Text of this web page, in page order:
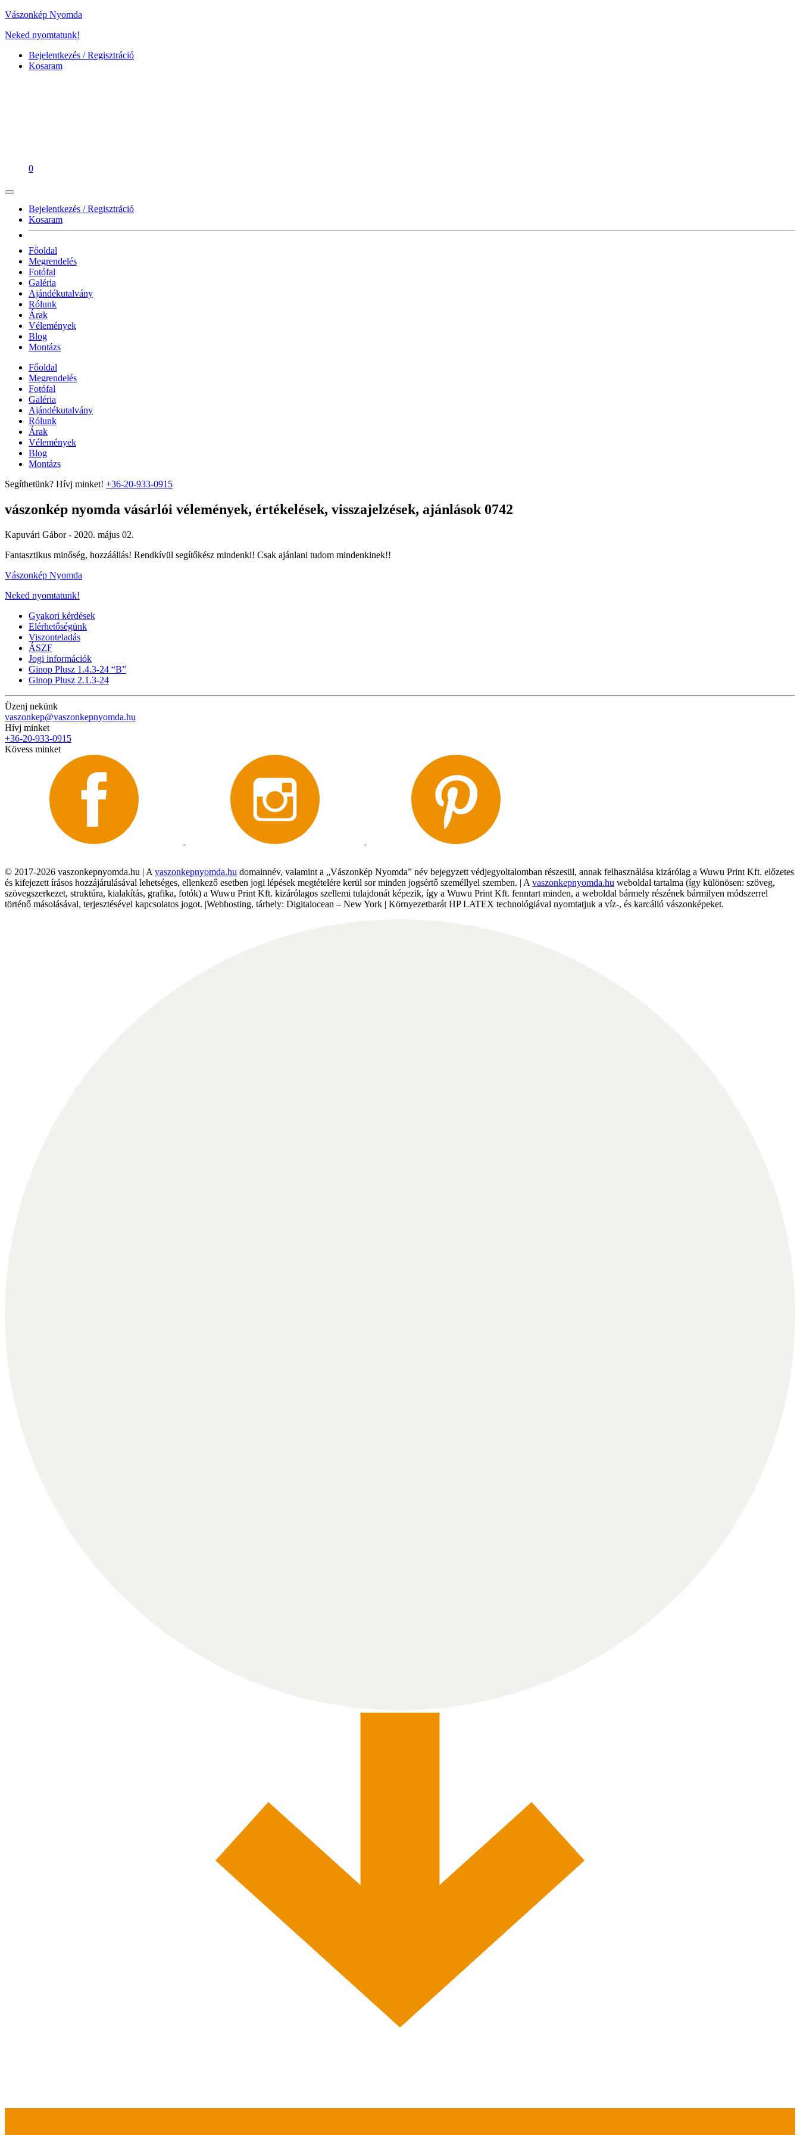
Vászonkép Nyomda
Neked nyomtatunk!
Bejelentkezés / Regisztráció
Kosaram
0
Bejelentkezés / Regisztráció
Kosaram
Főoldal
Megrendelés
Fotófal
Galéria
Ajándékutalvány
Rólunk
Árak
Vélemények
Blog
Montázs
Főoldal
Megrendelés
Fotófal
Galéria
Ajándékutalvány
Rólunk
Árak
Vélemények
Blog
Montázs
Segíthetünk? Hívj minket! +36-20-933-0915
vászonkép nyomda vásárlói vélemények, értékelések, visszajelzések, ajánlások 0742
Kapuvári Gábor - 2020. május 02.
Fantasztikus minőség, hozzáállás! Rendkívül segítőkész mindenki! Csak ajánlani tudom mindenkinek!!
Vászonkép Nyomda
Neked nyomtatunk!
Gyakori kérdések
Elérhetőségünk
Viszonteladás
ÁSZF
Jogi információk
Ginop Plusz 1.4.3-24 “B”
Ginop Plusz 2.1.3-24
Üzenj nekünk
vaszonkep@vaszonkepnyomda.hu
Hívj minket
+36-20-933-0915
Kövess minket
© 2017-2026 vaszonkepnyomda.hu | A vaszonkepnyomda.hu domainnév, valamint a „Vászonkép Nyomda” név bejegyzett védjegyoltalomban részesül, annak felhasználása kizárólag a Wuwu Print Kft. előzetes
és kifejezett írásos hozzájárulásával lehetséges, ellenkező esetben jogi lépések megtételére kerül sor minden jogsértő személlyel szemben. | A vaszonkepnyomda.hu weboldal tartalma (így különösen: szöveg,
szövegszerkezet, struktúra, kialakítás, grafika, fotók) a Wuwu Print Kft. kizárólagos szellemi tulajdonát képezik, így a Wuwu Print Kft. fenntart minden, a weboldal bármely részének bármilyen módszerrel
történő másolásával, terjesztésével kapcsolatos jogot. |Webhosting, tárhely: Digitalocean – New York | Környezetbarát HP LATEX technológiával nyomtatjuk a víz-, és karcálló vászonképeket.